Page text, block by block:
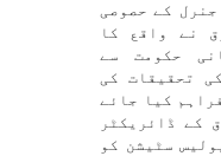
کے حصوصی
نے واقع کا
حکومت سے
تحقیقات کی
کیا جائے
کے ڈائریکٹر
سٹیشن کو